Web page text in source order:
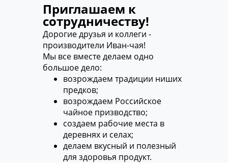
Дорогие друзья и коллеги -
производители Иван-чая!
Мы все вместе делаем одно
большое дело:
возрождаем традиции ниших
предков;
возрождаем Российское
чайное призводство;
создаем рабочие места в
деревнях и селах;
делаем вкусный и полезный
для здоровья продукт.
Приглашаем к
сотрудничеству!